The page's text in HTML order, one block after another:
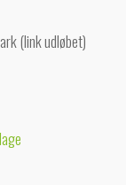
(link udløbet)